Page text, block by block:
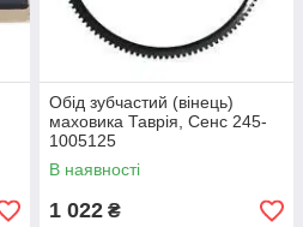
Обід зубчастий (вінець)
маховика Таврія, Сенс 245-
1005125
В наявності
1 022 ₴